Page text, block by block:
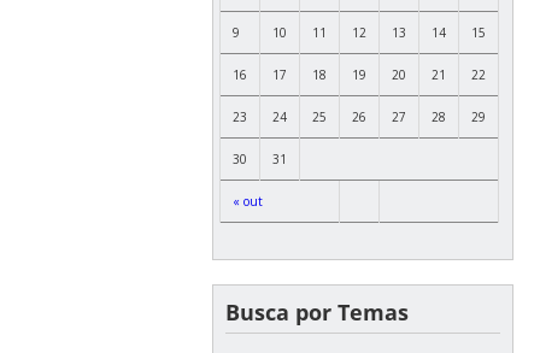
« out
9 10 11 12 13 14 15
16 17 18 19 20 21 22
23 24 25 26 27 28 29
30 31
Busca por Temas